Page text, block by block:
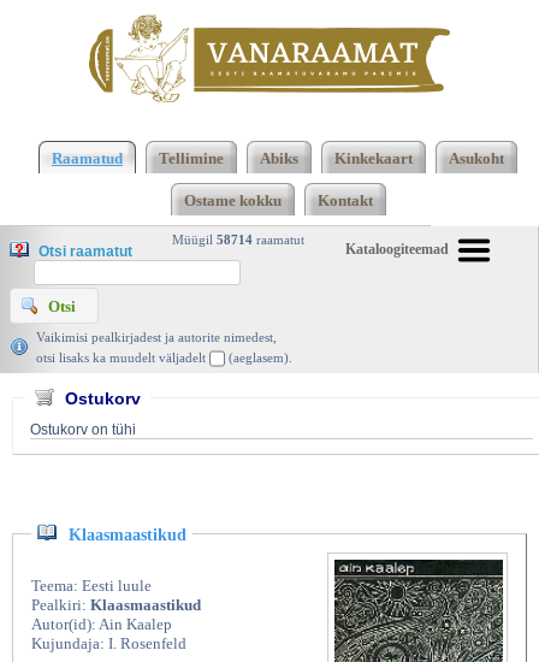
Klaasmaastikud, Ain Kaalep, Eesti Raamat 1971 |
vanaraamat. ee
Raamatud Tellimine Abiks Kinkekaart Asukoht
Ostame kokku Kontakt
Kataloogiteemad
Müügil 58714 raamatut
Otsi raamatut
Vaikimisi pealkirjadest ja autorite nimedest,
otsi lisaks ka muudelt väljadelt
(aeglasem).
Ostukorv
Ostukorv on tühi
Klaasmaastikud
Teema: Eesti luule
Pealkiri: Klaasmaastikud
Autor(id): Ain Kaalep
Kujundaja: I. Rosenfeld